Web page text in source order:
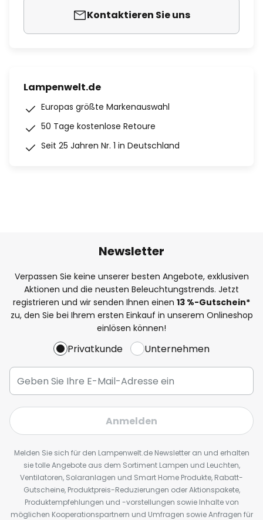
Kontaktieren Sie uns
Lampenwelt.de
Europas größte Markenauswahl
50 Tage kostenlose Retoure
Seit 25 Jahren Nr. 1 in Deutschland
Newsletter
Verpassen Sie keine unserer besten Angebote, exklusiven
Aktionen und die neusten Beleuchtungstrends. Jetzt
registrieren und wir senden Ihnen einen 13 %-Gutschein*
zu, den Sie bei Ihrem ersten Einkauf in unserem Onlineshop
einlösen können!
Privatkunde Unternehmen
Anmelden
Melden Sie sich für den Lampenwelt.de Newsletter an und erhalten
sie tolle Angebote aus dem Sortiment Lampen und Leuchten,
Ventilatoren, Solaranlagen und Smart Home Produkte, Rabatt-
Gutscheine, Produktpreis-Reduzierungen oder Aktionspakete,
Produktempfehlungen und -vorstellungen sowie Inhalte von
möglichen Kooperationspartnern und Umfragen sowie Anfragen für